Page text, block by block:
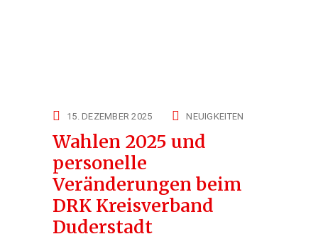
15. DEZEMBER 2025 NEUIGKEITEN
Wahlen 2025 und
personelle
Veränderungen beim
DRK Kreisverband
Duderstadt